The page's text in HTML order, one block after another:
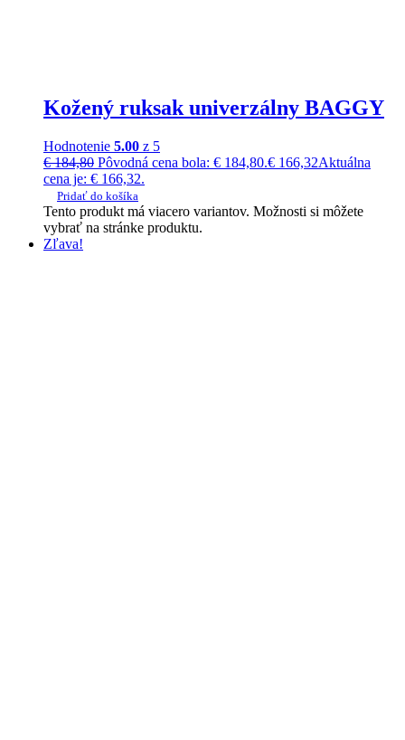
Kožený ruksak univerzálny BAGGY
Hodnotenie 5.00 z 5
€184,80 Pôvodná cena bola: € 184,80.€ 166,32Aktuálna
cena je: € 166,32.
Pridať do košíka
Tento produkt má viacero variantov. Možnosti si môžete
vybrať na stránke produktu.
Zľava!